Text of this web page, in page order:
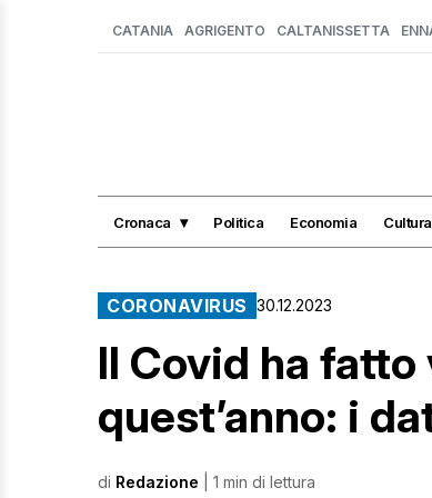
CATANIA AGRIGENTO CALTANISSETTA
Cronaca Politica Economia Cultura
CORONAVIRUS 30.12.2023
Il Covid ha
quest’anno: i
di Redazione | 1 min di lettura